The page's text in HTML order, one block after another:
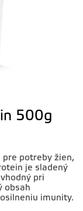
500g
pre potreby žien,
je sladený
pri
obsah
imunity.